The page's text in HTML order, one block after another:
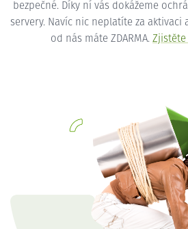
bezpečné. Díky ní vás dokážeme
servery. Navíc nic neplatíte za aktivaci
od nás máte ZDARMA.